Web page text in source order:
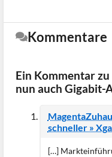
Kommentare
Ein Kommentar
nun auch Gigabit-
schneller »
[…]